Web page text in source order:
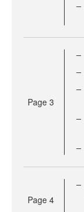
Page 3
Page 4